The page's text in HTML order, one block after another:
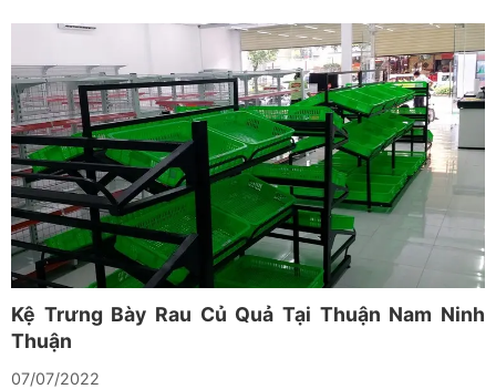
Kệ Trưng Bày Rau Củ Quả Tại Thuận Nam Ninh
Thuận
07/07/2022